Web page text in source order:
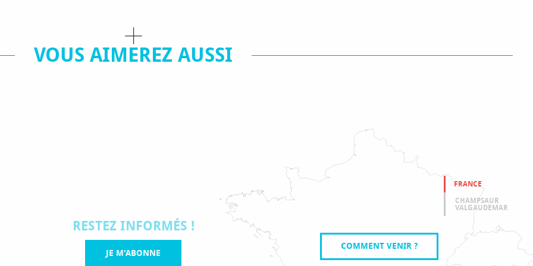
VOUS AIMEREZ AUSSI
RESTEZ INFORMÉS !
JE M'ABONNE
FRANCE
CHAMPSAUR
VALGAUDEMAR
COMMENT VENIR ?